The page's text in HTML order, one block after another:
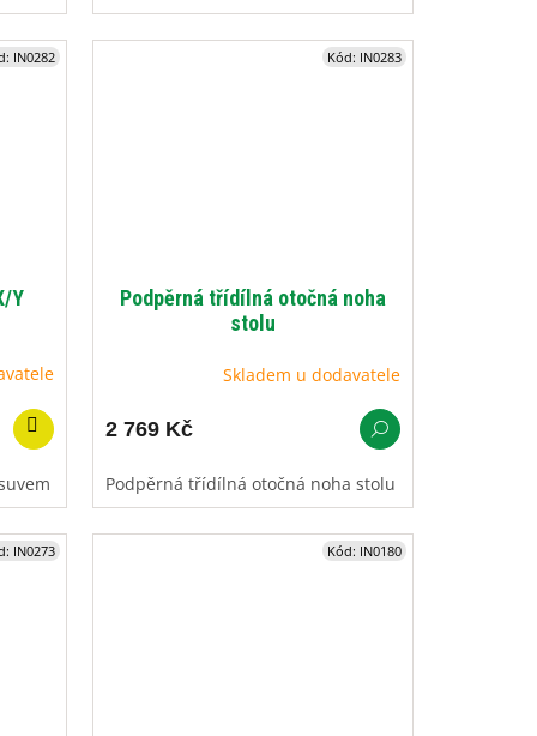
Y
IN0282
Podpěrná třídílná otočná noha
stolu
Skladem u dodavatele
2 769 Kč
Podpěrná třídílná otočná noha stolu
Kód: IN0283
IN0273 Kód: IN0180